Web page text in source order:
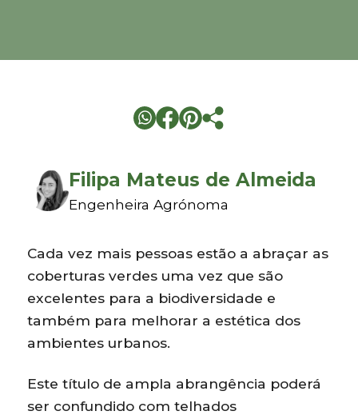
Filipa Mateus de Almeida
Engenheira Agrónoma
Cada vez mais pessoas estão a abraçar as
coberturas verdes uma vez que são
excelentes para a biodiversidade e
também para melhorar a estética dos
ambientes urbanos.
Este título de ampla abrangência poderá
ser confundido com telhados